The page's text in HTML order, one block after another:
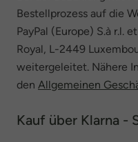
Bestellprozess auf die
PayPal (Europe) S.à r.l.
Royal, L-2449
weitergeleitet. Nähere
den Allgemeinen
Kauf über Klarna -